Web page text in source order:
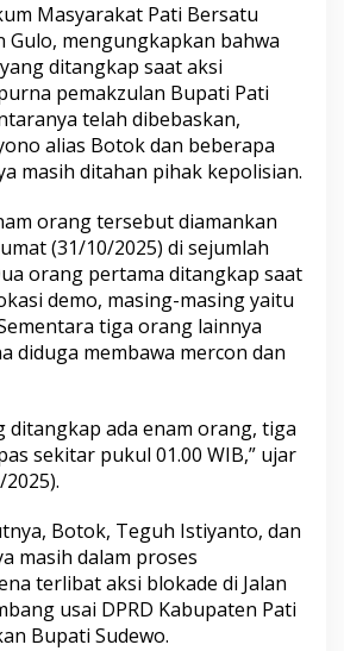
Masyarakat Pati Bersatu
Gulo, mengungkapkan bahwa
ditangkap saat aksi
pemakzulan Bupati Pati
telah dibebaskan,
alias Botok dan beberapa
masih ditahan pihak kepolisian.
orang tersebut diamankan
(31/10/2025) di sejumlah
orang pertama ditangkap saat
demo, masing-masing yaitu
tiga orang lainnya
diduga membawa mercon dan
ditangkap ada enam orang, tiga
sekitar pukul 01.00 WIB,” ujar
Botok, Teguh Istiyanto, dan
masih dalam proses
terlibat aksi blokade di Jalan
usai DPRD Kabupaten Pati
Bupati Sudewo.